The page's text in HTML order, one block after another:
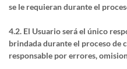
se le requieran durante el
4.2. El Usuario será el único
brindada durante el proceso de
responsable por errores,